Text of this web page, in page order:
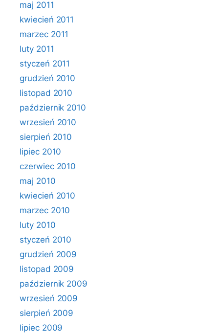
maj 2011
kwiecień 2011
marzec 2011
luty 2011
styczeń 2011
grudzień 2010
listopad 2010
październik 2010
wrzesień 2010
sierpień 2010
lipiec 2010
czerwiec 2010
maj 2010
kwiecień 2010
marzec 2010
luty 2010
styczeń 2010
grudzień 2009
listopad 2009
październik 2009
wrzesień 2009
sierpień 2009
lipiec 2009